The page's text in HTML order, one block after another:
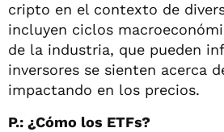
cripto en el contexto de
incluyen ciclos
de la industria, que pueden
inversores se sienten acerca
impactando en los precios.
P.: ¿Cómo los ETFs?